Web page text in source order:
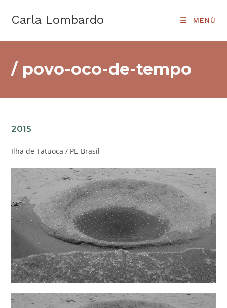
Carla Lombardo MENÚ
/ povo-oco-de-tempo
2015
Ilha de Tatuoca / PE-Brasil